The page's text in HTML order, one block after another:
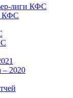
лиги КФС
КФС
– 2020